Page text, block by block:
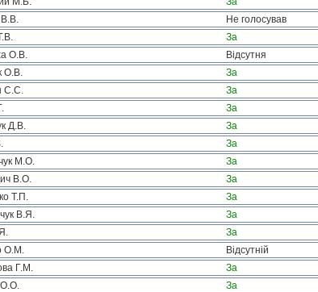
В.В.
Не голосував
За
О.В.
Відсутня
О.В.
За
С.С.
За
За
Д.В.
За
За
М.О.
За
В.О.
За
Т.П.
За
В.Я.
За
За
О.М.
Відсутній
Г.М.
За
О.О.
За